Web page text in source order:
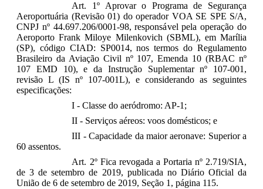
Art. 1º Aprovar o Programa de Segurança
Aeroportuária (Revisão 01) do operador VOA SE SPE S/A,
CNPJ nº 44.697.206/0001-98, responsável pela operação do
Aeroporto Frank Miloye Milenkovich (SBML), em Marília
(SP), código CIAD: SP0014, nos termos do Regulamento
Brasileiro da Aviação Civil nº 107, Emenda 10 (RBAC nº
107 EMD 10), e da Instrução Suplementar nº 107-001,
revisão L (IS nº 107-001L), e considerando as seguintes
especificações:
I - Classe do aeródromo: AP-1;
II - Serviços aéreos: voos domésticos; e
III - Capacidade da maior aeronave: Superior a
60 assentos.
Art. 2º Fica revogada a Portaria nº 2.719/SIA,
de 3 de setembro de 2019, publicada no Diário Oficial da
União de 6 de setembro de 2019, Seção 1, página 115.